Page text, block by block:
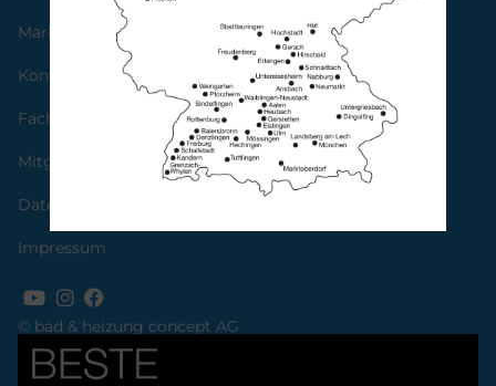
© bad & heizung concept AG
Marken
Kontaktformular
Fachbetrieb finden
Mitglied werden
Datenschutz
Impressum